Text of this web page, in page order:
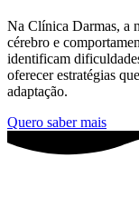
Na Clínica Darmas, a
cérebro e
identificam
oferecer estratégias
adaptação.
Quero saber mais